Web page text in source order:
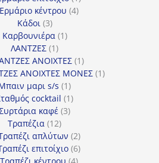
προϊόν
Ερμάριο κέντρου 44
Κάδοι 33
προϊόντα
Καρβουνιέρα 11
ΛΑΝΤΖΕΣ 11
προϊόν
ΑΝΟΙΧΤΕΣ 11
προϊόν
ΑΝΟΙΧΤΕΣ ΜΟΝΕΣ 11
μαρι s/s 11
προϊόν
cocktail 11
καφέ 33
Τραπέζια 1212
προϊόντα
απλύτων 22
προϊόντα
επιτοίχιο 66
προϊόντα
4